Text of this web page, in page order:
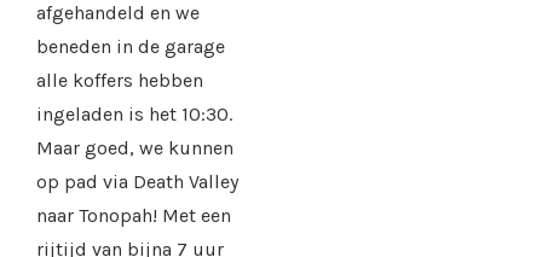
afgehandeld en we
beneden in de garage
alle koffers hebben
ingeladen is het 10:30.
Maar goed, we kunnen
op pad via Death Valley
naar Tonopah! Met een
rijtijd van bijna 7 uur